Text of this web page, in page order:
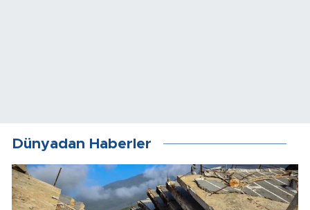
Dünyadan Haberler